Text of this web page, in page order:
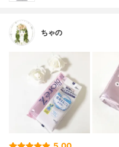
ちゃの